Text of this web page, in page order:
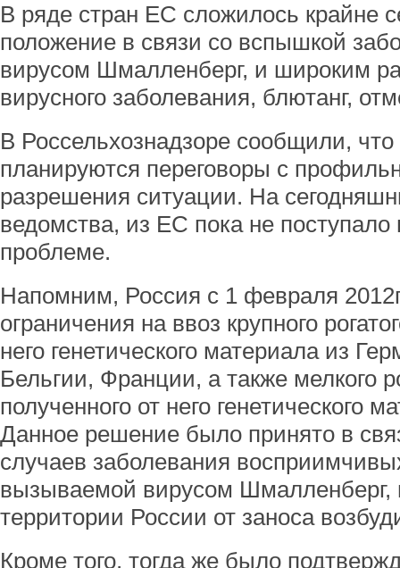
В ряде стран ЕС сложилось крайне
положение в связи со вспышкой
вирусом Шмалленберг, и широким
вирусного заболевания, блютанг,
В Россельхознадзоре сообщили,
планируются переговоры с
разрешения ситуации. На
ведомства, из ЕС пока не
проблеме.
Напомним, Россия с 1 февраля
ограничения на ввоз крупного
него генетического материала из
Бельгии, Франции, а также мелкого
полученного от него генетического
Данное решение было принято в
случаев заболевания
вызываемой вирусом Шмалленберг,
территории России от заноса
Кроме того, тогда же было